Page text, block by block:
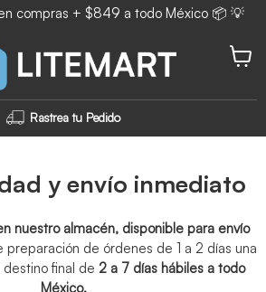
compras + $849 a todo México 📦 💡
Rastrea tu Pedido
y envío inmediato
nuestro almacén, disponible para envío
preparación de órdenes de 1 a 2 días una
final de 2 a 7 días hábiles a todo
México.